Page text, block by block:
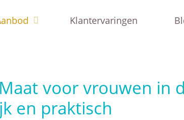
Klantervaringen
Home Weekmenu’s op Maat voor vrouwen
voor vrouwen in
en praktisch